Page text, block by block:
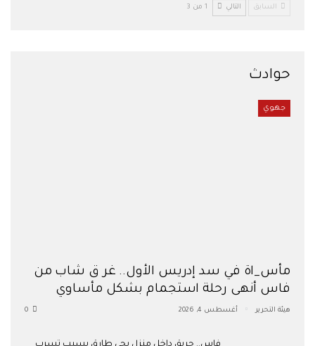
السابق التالي 1 من 3
حوادث
جهوي
مأس_اة في سد إدريس الأول.. غر ق شاب من
فاس أنهى رحلة استجمام بشكل مأساوي
هيئة التحرير أغسطس 4, 2026